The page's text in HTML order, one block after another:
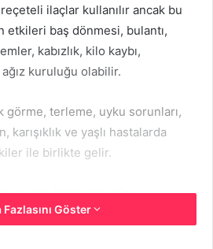
ilaçlar kullanılır ancak bu
etkileri baş dönmesi, bulantı,
kabızlık, kilo kaybı,
kuruluğu olabilir.
görme, terleme, uyku sorunları,
ve yaşlı hastalarda
ile birlikte gelir.
maruz kalmamak için
ilaçlar var.
Fazlasını Göster